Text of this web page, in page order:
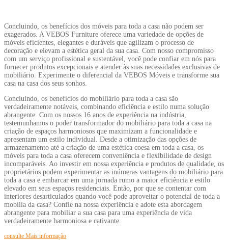
Concluindo, os benefícios dos móveis para toda a casa não podem ser
exagerados. A VEBOS Furniture oferece uma variedade de opções de
móveis eficientes, elegantes e duráveis ​​que agilizam o processo de
decoração e elevam a estética geral da sua casa. Com nosso compromisso
com um serviço profissional e sustentável, você pode confiar em nós para
fornecer produtos excepcionais e atender às suas necessidades exclusivas de
mobiliário. Experimente o diferencial da VEBOS Móveis e transforme sua
casa na casa dos seus sonhos.
Concluindo, os benefícios do mobiliário para toda a casa são
verdadeiramente notáveis, combinando eficiência e estilo numa solução
abrangente. Com os nossos 16 anos de experiência na indústria,
testemunhamos o poder transformador do mobiliário para toda a casa na
criação de espaços harmoniosos que maximizam a funcionalidade e
apresentam um estilo individual. Desde a otimização das opções de
armazenamento até a criação de uma estética coesa em toda a casa, os
móveis para toda a casa oferecem conveniência e flexibilidade de design
incomparáveis. Ao investir em nossa experiência e produtos de qualidade, os
proprietários podem experimentar as inúmeras vantagens do mobiliário para
toda a casa e embarcar em uma jornada rumo a maior eficiência e estilo
elevado em seus espaços residenciais. Então, por que se contentar com
interiores desarticulados quando você pode aproveitar o potencial de toda a
mobília da casa? Confie na nossa experiência e adote esta abordagem
abrangente para mobiliar a sua casa para uma experiência de vida
verdadeiramente harmoniosa e cativante.
consulte Mais informação